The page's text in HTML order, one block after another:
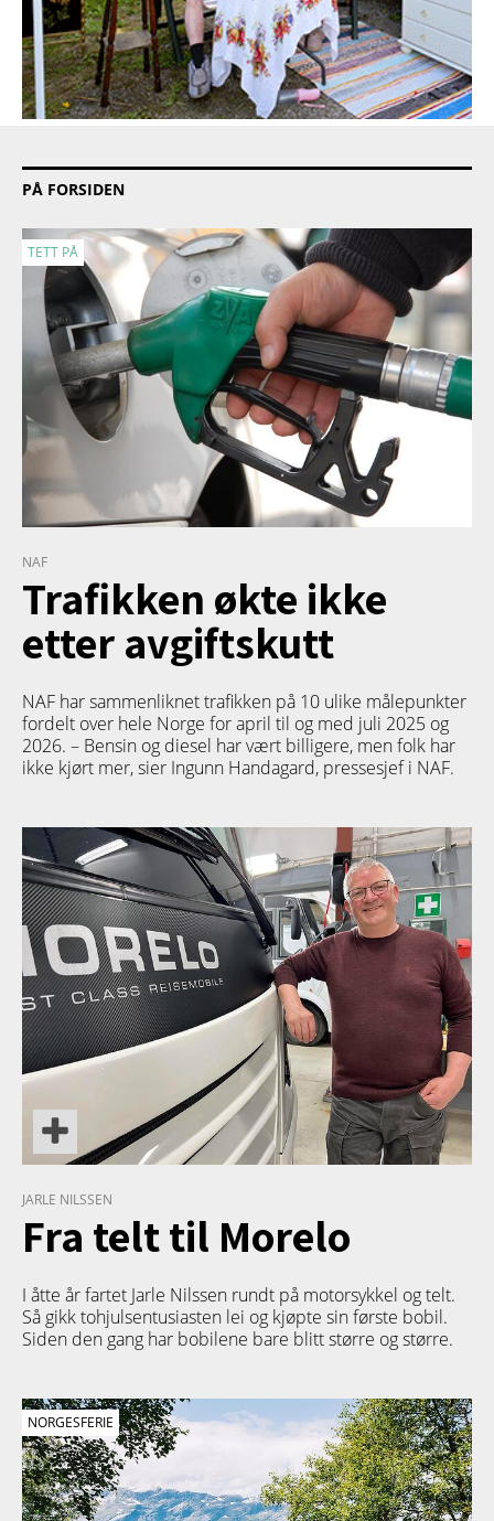
PÅ FORSIDEN
TETT PÅ
NAF
Trafikken økte ikke
etter avgiftskutt
NAF har sammenliknet trafikken på 10 ulike målepunkter
fordelt over hele Norge for april til og med juli 2025 og
2026. – Bensin og diesel har vært billigere, men folk har
ikke kjørt mer, sier Ingunn Handagard, pressesjef i NAF.
TETT PÅ
JARLE NILSSEN
Fra telt til Morelo
I åtte år fartet Jarle Nilssen rundt på motorsykkel og telt.
Så gikk tohjulsentusiasten lei og kjøpte sin første bobil.
Siden den gang har bobilene bare blitt større og større.
NORGESFERIE